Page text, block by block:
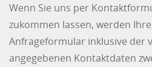
Wenn Sie uns per
zukommen lassen, werden
Anfrageformular inklusive der
angegebenen Kontaktdaten